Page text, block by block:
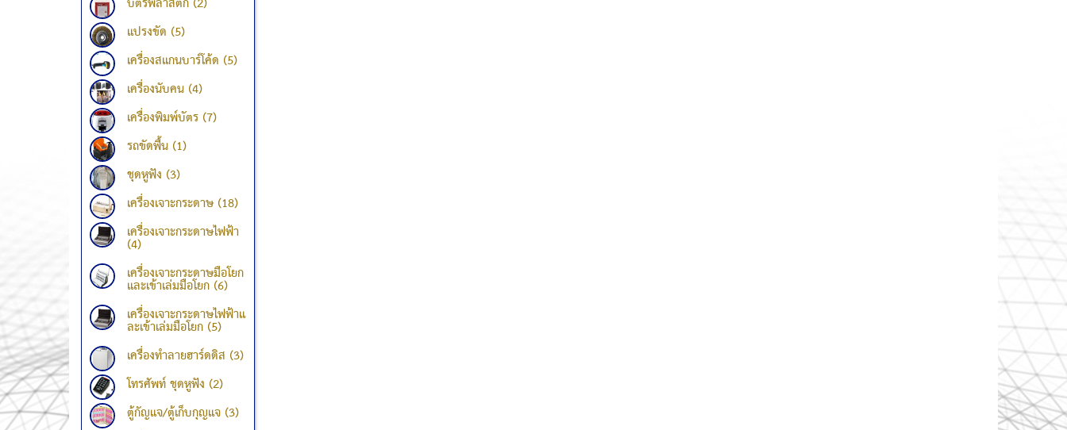
แปรงขัด (5)
เครื่องสแกนบาร์โค้ด (5)
เครื่องนับคน (4)
เครื่องพิมพ์บัตร (7)
รถขัดพื้น (1)
ชุดหูฟัง (3)
เครื่องเจาะกระดาษ (18)
เครื่องเจาะกระดาษไฟฟ้า
(4)
เครื่องเจาะกระดาษมือโยก
และเข้าเล่มมือโยก (6)
เครื่องเจาะกระดาษไฟฟ้าแ
ละเข้าเล่มมือโยก (5)
เครื่องทำลายฮาร์ดดิส (3)
โทรศัพท์ ชุดหูฟัง (2)
ตู้กัญแจ/ตู้เก็บกุญแจ (3)